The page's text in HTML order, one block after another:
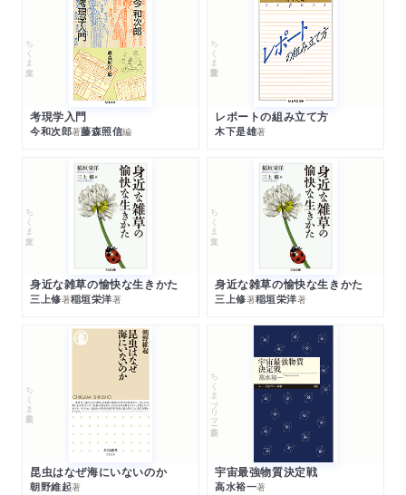
ちくま文庫
考現学入門
今和次郎著藤森照信編
ちくま学芸文庫
レポートの組み立て方
木下是雄著
ちくま文庫
身近な雑草の愉快な生きかた
三上修著稲垣栄洋著
ちくま文庫
身近な雑草の愉快な生きかた
三上修著稲垣栄洋著
ちくま新書
昆虫はなぜ海にいないのか
朝野維起著
ちくまプリマー新書
宇宙最強物質決定戦
高水裕一著